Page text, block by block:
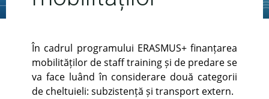
În cadrul programului ERASMUS+ finanțarea
mobilităților de staff training și de predare se
va face luând în considerare două categorii
de cheltuieli: subzistență și transport extern.